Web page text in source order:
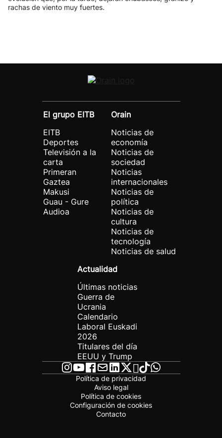
rachas de viento muy fuertes.
El grupo EITB
EITB
Deportes
Televisión a la
carta
Primeran
Gaztea
Makusi
Guau - Gure
Audioa
Orain
Noticias de
economía
Noticias de
sociedad
Noticias
internacionales
Noticias de
política
Noticias de
cultura
Noticias de
tecnología
Noticias de salud
Actualidad
Últimas noticias
Guerra de
Ucrania
Calendario
Laboral Euskadi
2026
Titulares del día
EEUU y Trump
Política de privacidad
Aviso legal
Política de cookies
Configuración de cookies
Contacto